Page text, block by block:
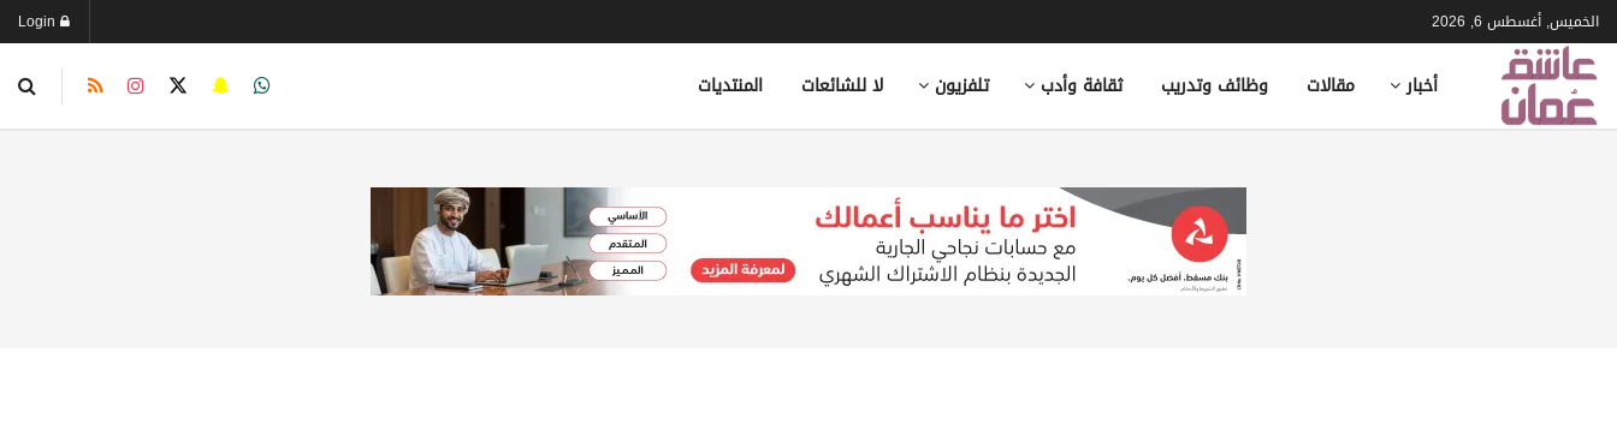
الخميس, أغسطس 6, 2026
أخبار مقالات وظائف وتدريب ثقافة وأدب تلفزيون لا للشائعات المنتديات